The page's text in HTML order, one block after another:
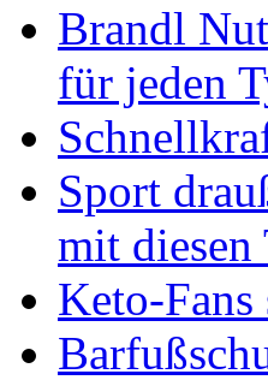
Brandl
für jeden
Sport
mit diesen
Keto-